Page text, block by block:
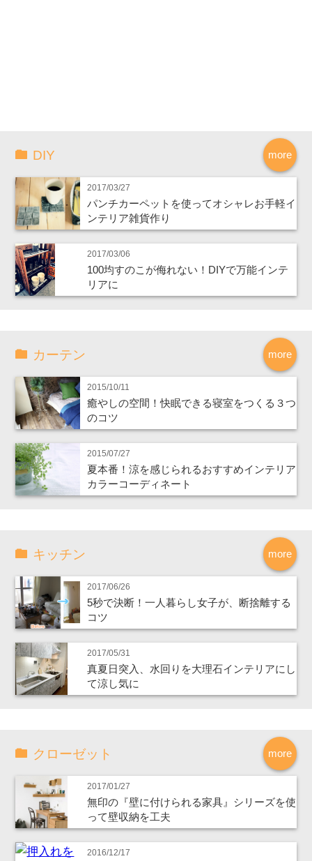
more
DIY
2017/03/27
パンチカーペットを使ってオシャレお手軽イ
ンテリア雑貨作り
2017/03/06
100均すのこが侮れない！DIYで万能インテ
リアに
more
カーテン
2015/10/11
癒やしの空間！快眠できる寝室をつくる３つ
のコツ
2015/07/27
夏本番！涼を感じられるおすすめインテリア
カラーコーディネート
more
キッチン
2017/06/26
5秒で決断！一人暮らし女子が、断捨離する
コツ
2017/05/31
真夏日突入、水回りを大理石インテリアにし
て涼し気に
more
クローゼット
2017/01/27
無印の『壁に付けられる家具』シリーズを使
って壁収納を工夫
2016/12/17